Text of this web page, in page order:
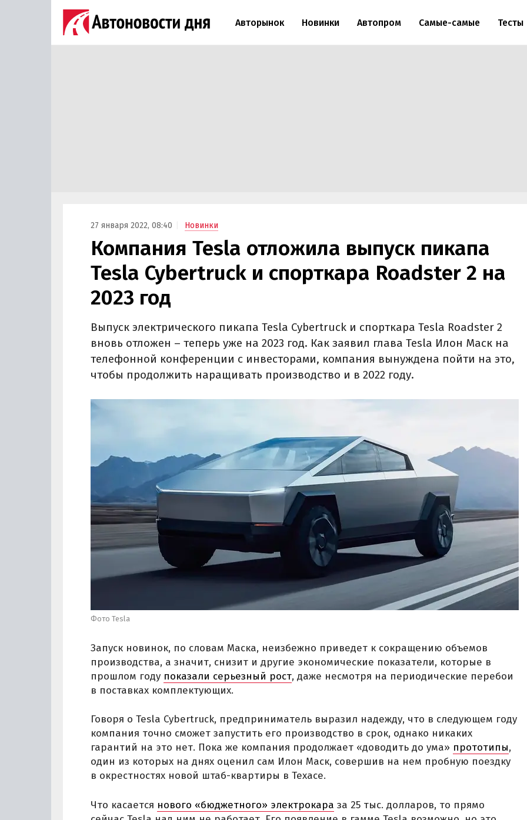
Авторынок Новинки Автопром Самые-самые Тесты
27 января 2022, 08:40 Новинки
Компания Tesla отложила выпуск пикапа
Tesla Cybertruck и спорткара Roadster 2 на
2023 год
Выпуск электрического пикапа Tesla Cybertruck и спорткара Tesla Roadster 2
вновь отложен – теперь уже на 2023 год. Как заявил глава Tesla Илон Маск на
телефонной конференции с инвесторами, компания вынуждена пойти на это,
чтобы продолжить наращивать производство и в 2022 году.
Фото Tesla
Запуск новинок, по словам Маска, неизбежно приведет к сокращению объемов
производства, а значит, снизит и другие экономические показатели, которые в
прошлом году показали серьезный рост, даже несмотря на периодические перебои
в поставках комплектующих.
Говоря о Tesla Cybertruck, предприниматель выразил надежду, что в следующем году
компания точно сможет запустить его производство в срок, однако никаких
гарантий на это нет. Пока же компания продолжает «доводить до ума» прототипы,
один из которых на днях оценил сам Илон Маск, совершив на нем пробную поездку
в окрестностях новой штаб-квартиры в Техасе.
Что касается нового «бюджетного» электрокара за 25 тыс. долларов, то прямо